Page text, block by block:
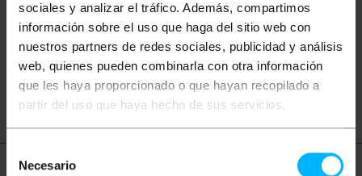
sociales y analizar el tráfico. Además, compartimos
información sobre el uso que haga del sitio web con
nuestros partners de redes sociales, publicidad y análisis
web, quienes pueden combinarla con otra información
que les haya proporcionado o que hayan recopilado a
partir del uso que haya hecho de sus servicios.
Necesario
cabo elétrico electricidade
eletrônica eletricista atual
voltagem